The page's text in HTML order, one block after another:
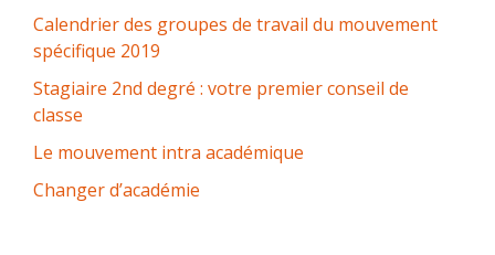
Calendrier des groupes de travail du mouvement
spécifique 2019
Stagiaire 2nd degré : votre premier conseil de
classe
Le mouvement intra académique
Changer d’académie